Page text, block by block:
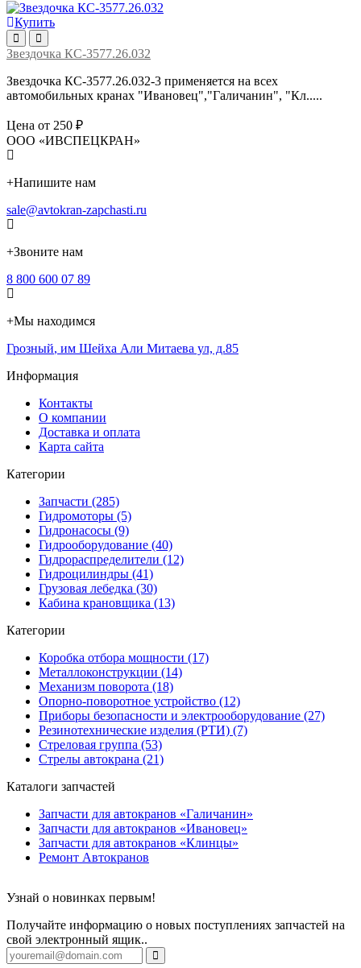
Купить
Звездочка КС-3577.26.032
Звездочка КС-3577.26.032-3 применяется на всех
автомобильных кранах "Ивановец","Галичанин", "Кл.....
Цена от 250 ₽
ООО «ИВСПЕЦКРАН»
+Напишите нам
sale@avtokran-zapchasti.ru
+Звоните нам
8 800 600 07 89
+Мы находимся
Грозный, им Шейха Али Митаева ул, д.85
Информация
Контакты
О компании
Доставка и оплата
Карта сайта
Категории
Запчасти (285)
Гидромоторы (5)
Гидронасосы (9)
Гидрооборудование (40)
Гидрораспределители (12)
Гидроцилиндры (41)
Грузовая лебедка (30)
Кабина крановщика (13)
Категории
Коробка отбора мощности (17)
Металлоконструкции (14)
Механизм поворота (18)
Опорно-поворотное устройство (12)
Приборы безопасности и электрооборудование (27)
Резинотехнические изделия (РТИ) (7)
Стреловая группа (53)
Стрелы автокрана (21)
Каталоги запчастей
Запчасти для автокранов «Галичанин»
Запчасти для автокранов «Ивановец»
Запчасти для автокранов «Клинцы»
Ремонт Автокранов
Узнай о новинках первым!
Получайте информацию о новых поступлениях запчастей на
свой электронный ящик..